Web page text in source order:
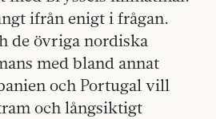
ifrån enigt i frågan.
de övriga nordiska
med bland annat
och Portugal vill
och långsiktigt